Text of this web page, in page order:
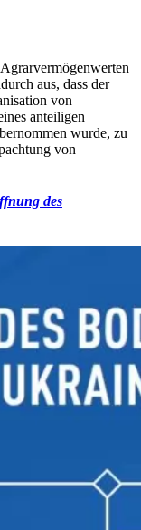
aus, dass der
von
anteiligen
wurde, zu
von
des